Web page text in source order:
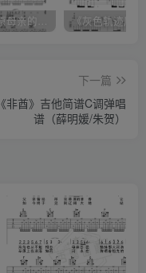
《父亲的草原母亲的河》吉他简谱C调弹唱谱（腾格尔）
下一篇
《非酋》吉他简谱C调弹唱
谱（薛明媛/朱贺）